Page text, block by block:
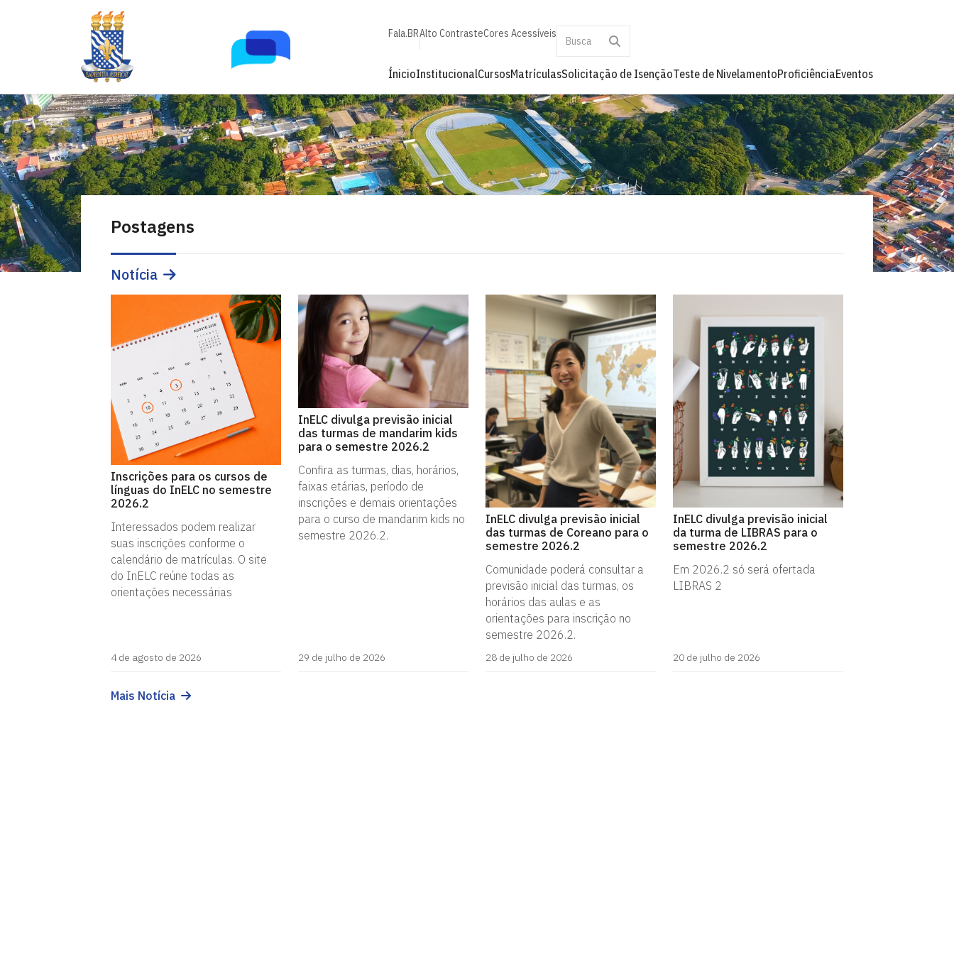
Fala.BRAlto ContrasteCores Acessíveis
ÍnicioInstitucionalCursosMatrículasSolicitação de IsençãoTeste de NivelamentoProficiênciaEventos
Postagens
Notícia
Inscrições para os cursos de
línguas do InELC no semestre
2026.2
Interessados podem realizar
suas inscrições conforme o
calendário de matrículas. O site
do InELC reúne todas as
orientações necessárias
4 de agosto de 2026
InELC divulga previsão inicial
das turmas de mandarim kids
para o semestre 2026.2
Confira as turmas, dias, horários,
faixas etárias, período de
inscrições e demais orientações
para o curso de mandarim kids no
semestre 2026.2.
29 de julho de 2026
InELC divulga previsão inicial
das turmas de Coreano para o
semestre 2026.2
Comunidade poderá consultar a
previsão inicial das turmas, os
horários das aulas e as
orientações para inscrição no
semestre 2026.2.
28 de julho de 2026
InELC divulga previsão inicial
da turma de LIBRAS para o
semestre 2026.2
Em 2026.2 só será ofertada
LIBRAS 2
20 de julho de 2026
Mais Notícia